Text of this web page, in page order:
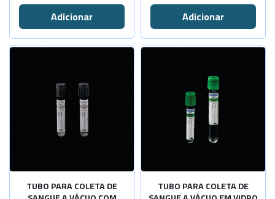
TUBO PARA COLETA DE TUBO PARA COLETA DE